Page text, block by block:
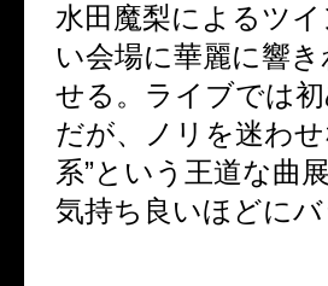
水田魔梨によるツ
い会場に華麗に響
せる。ライブでは
だが、ノリを迷わ
系”という王道な曲
気持ち良いほどに